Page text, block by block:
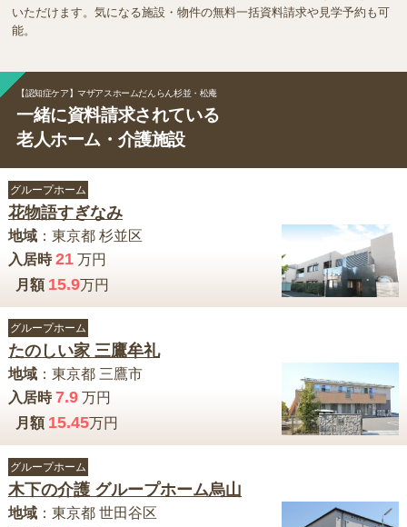
いただけます。気になる施設・物件の無料一括資料請求や見学予約も可
能。
【認知症ケア】マザアスホームだんらん杉並・松庵
一緒に資料請求されている
老人ホーム・介護施設
グループホーム
花物語すぎなみ
地域： 東京都 杉並区
入居時 21万円
月額 15.9万円
グループホーム
たのしい家 三鷹牟礼
地域： 東京都 三鷹市
入居時 7.9万円
月額 15.45万円
グループホーム
木下の介護 グループホーム烏山
地域： 東京都 世田谷区